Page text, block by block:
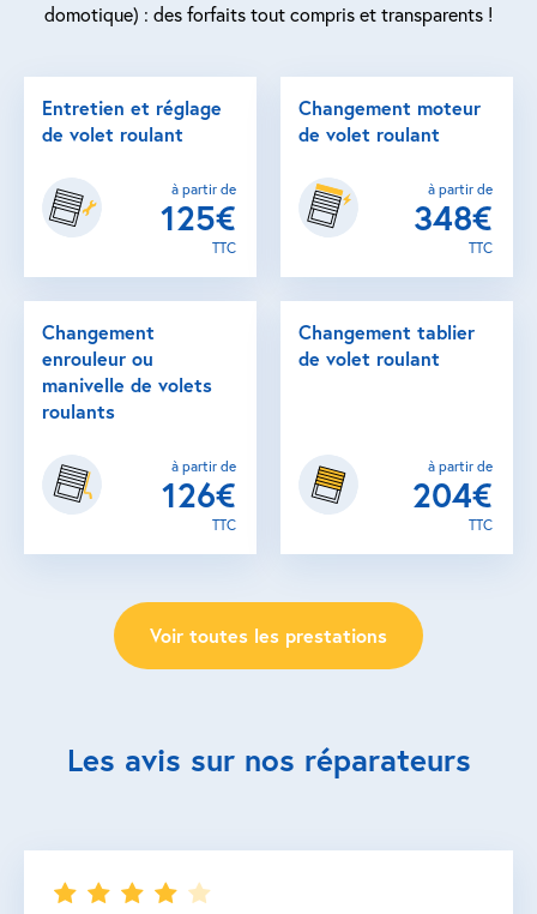
domotique) : des forfaits tout compris et transparents !
Entretien et réglage
de volet roulant
à partir de
125€
TTC
Changement moteur
de volet roulant
à partir de
348€
TTC
Changement
enrouleur ou
manivelle de volets
roulants
à partir de
126€
TTC
Changement tablier
de volet roulant
à partir de
204€
TTC
Voir toutes les prestations
Les avis sur nos réparateurs